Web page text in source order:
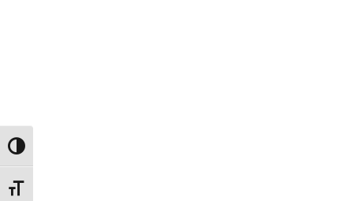
Toggle High Contrast
Toggle Font size